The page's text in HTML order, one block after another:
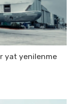
yat yenilenme